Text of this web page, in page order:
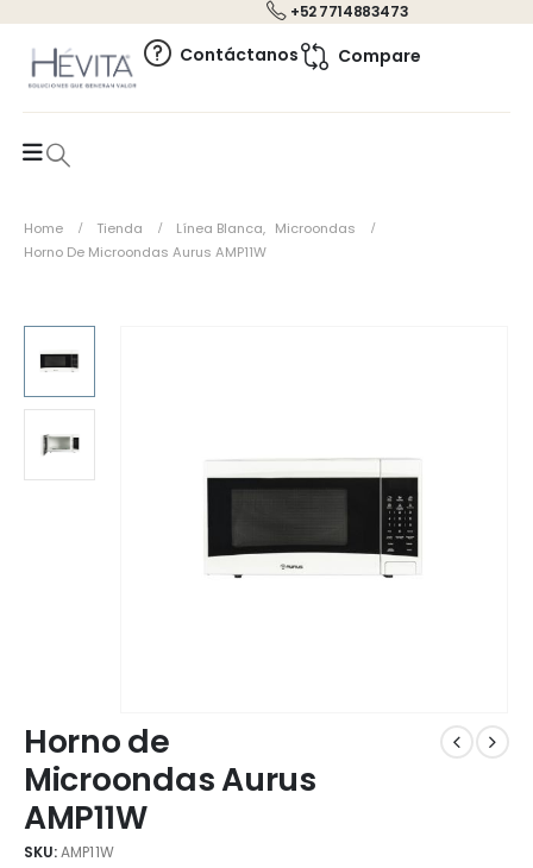
+52 7714883473
Contáctanos Compare
Home Tienda Línea Blanca, Microondas
Horno De Microondas Aurus AMP11W
Horno de
Microondas Aurus
AMP11W
SKU:AMP11W